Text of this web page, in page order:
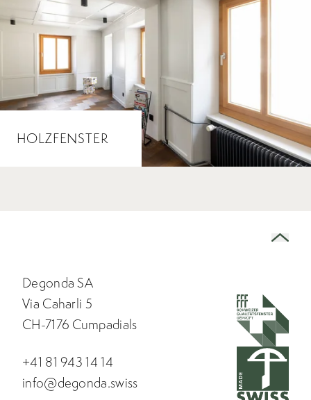
HOLZFENSTER
Degonda SA
Via Caharli 5
CH-7176 Cumpadials
+41 81 943 14 14
info@degonda.swiss